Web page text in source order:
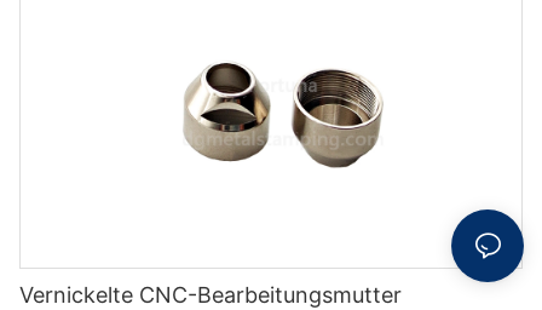
Vernickelte CNC-Bearbeitungsmutter